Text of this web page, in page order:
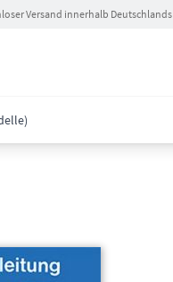
Versand innerhalb Deutschlands